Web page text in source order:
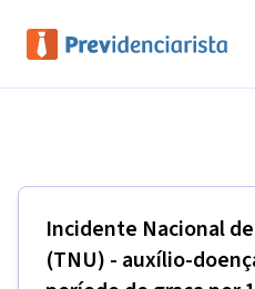
Incidente Nacional
(TNU) - auxílio-